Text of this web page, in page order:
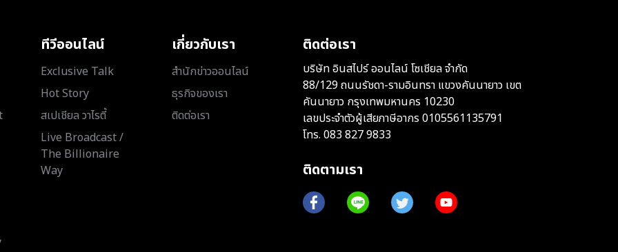
ทีวีออนไลน์
Exclusive Talk
Hot Story
สเปเชียล วาไรตี้
Live Broadcast /
The Billionaire
Way
เกี่ยวกับเรา
สำนักข่าวออนไลน์
ธุรกิจของเรา
ติดต่อเรา
ติดต่อเรา
บริษัท อินสไปร์ ออนไลน์ โซเชียล จำกัด
88/129 ถนนรัชดา-รามอินทรา แขวงคันนายาว เขต
คันนายาว กรุงเทพมหานคร 10230
เลขประจำตัวผู้เสียภาษีอากร 0105561135791
โทร. 083 827 9833
ติดตามเรา